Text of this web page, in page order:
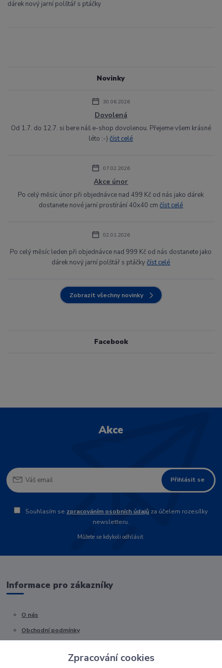
Novinky
30.06.2026
Dovolená
Od 1.7. do 12.7. si bere náš e-shop dovolenou. Přejeme všem krásné
léto :-)číst celé
07.02.2026
Akce únor
Po celý měsíc únor při objednávce nad 499 Kč od nás jako dárek
dostanete nové jarní prostírání 40x40 cmčíst celé
02.01.2026
Po celý měsíc leden při objednávce nad 999 Kč od nás dostanete jako
dárek nový jarní polštář s ptáčkyčíst celé
Zobrazit všechny novinky
Facebook
dárek nový jarní polštář s ptáčky
Akce
Přihlásit se
Souhlasím se zpracováním osobních údajů za účelem rozesílky
newsletteru.
Můžete se kdykoli odhlásit.
Informace pro zákazníky
O nás
Obchodní podmínky
Zpracování cookies